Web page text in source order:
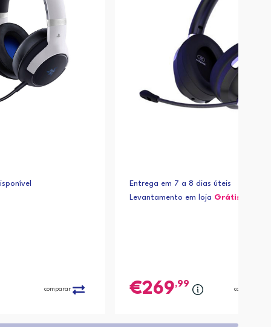
comparar
Entrega em 7 a 8 dias úteis
Levantamento em loja Grátis*
269,99
comparar